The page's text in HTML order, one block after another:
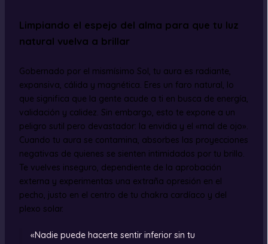
Limpiando el espejo del alma para que tu luz
natural vuelva a brillar
Gobernado por el mismísimo Sol, tu aura es radiante,
expansiva, cálida y magnética. Eres un faro natural, lo
que significa que la gente acude a ti en busca de energía,
validación y calidez. Sin embargo, esto te expone a un
peligro sutil pero devastador: la envidia y el «mal de ojo».
Cuando tu aura se contamina, absorbes las proyecciones
negativas de quienes se sienten intimidados por tu brillo.
Te vuelves inseguro, dependiente de la aprobación
externa y experimentas una extraña opresión en el
pecho, justo en el centro de tu chakra cardíaco y del
plexo solar.
«Nadie puede hacerte sentir inferior sin tu